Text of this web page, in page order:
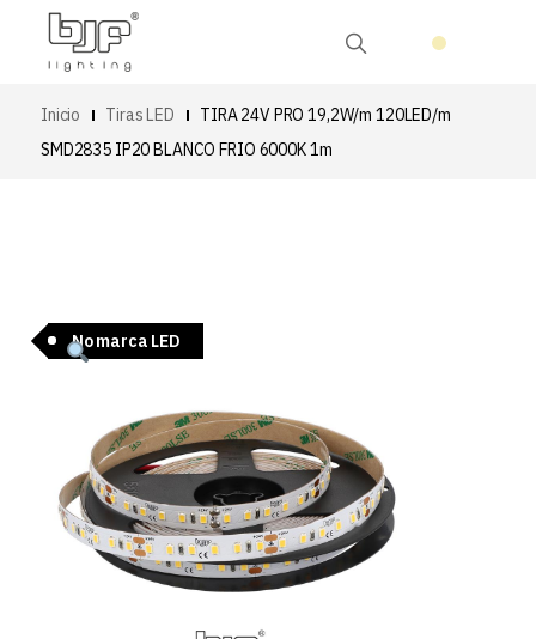
Inicio Tiras LED
TIRA 24V PRO 19,2W/m 120LED/m
SMD2835 IP20 BLANCO FRIO 6000K 1m
No marca LED